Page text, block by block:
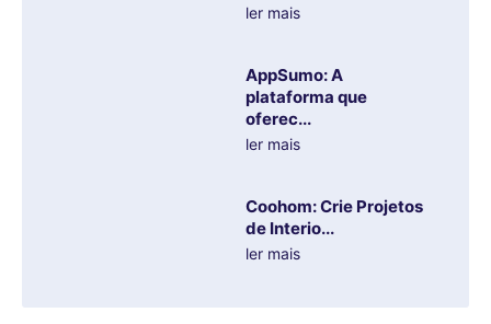
ler mais
AppSumo: A
plataforma que
oferec...
ler mais
Coohom: Crie Projetos
de Interio...
ler mais